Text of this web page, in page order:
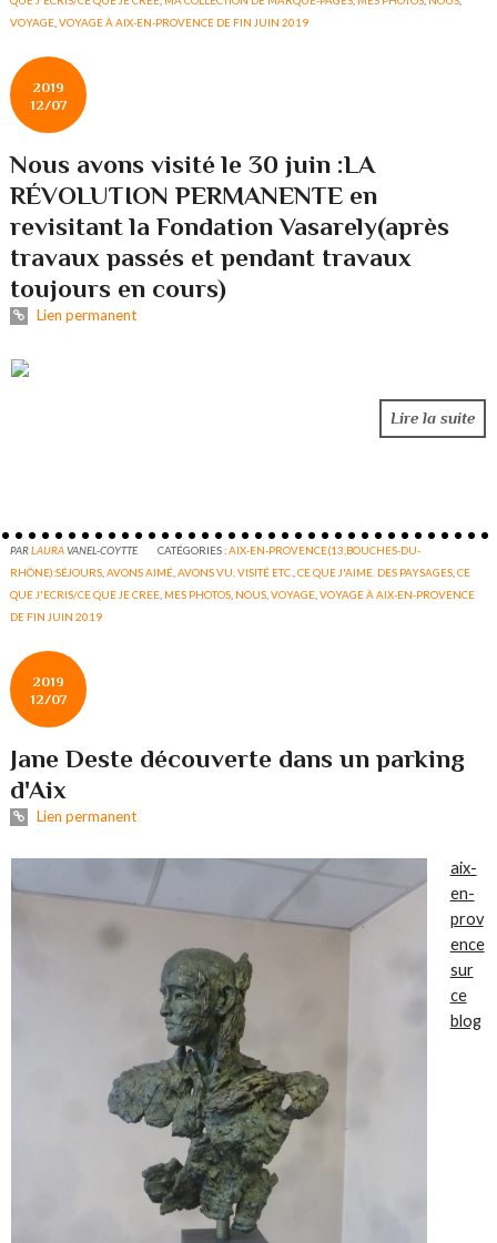
VOYAGE ,VOYAGE À AIX-EN-PROVENCE DE FIN JUIN 2019
2019
12/07
Nous avons visité le 30 juin :LA
RÉVOLUTION PERMANENTE en
revisitant la Fondation Vasarely(après
travaux passés et pendant travaux
toujours en cours)
Lien permanent
Lire la suite
PARLAURAVANEL-COYTTE CATÉGORIES :AIX-EN-PROVENCE(13,BOUCHES-DU-
RHÔNE):SÉJOURS ,AVONS AIMÉ ,AVONS VU, VISITÉ ETC. ,CE QUE J'AIME. DES PAYSAGES ,CE
QUE J'ECRIS/CE QUE JE CREE MES PHOTOS NOUS ,VOYAGE ,VOYAGE À AIX-EN-PROVENCE
DE FIN JUIN 2019
2019
12/07
Jane Deste découverte dans un parking
d'Aix
Lien permanent
aix-
en-
prov
ence
sur
ce
blog